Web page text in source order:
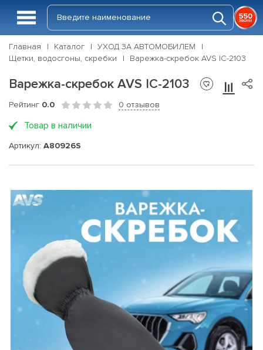
Главная Каталог
УХОД ЗА АВТОМОБИЛЕМ
Щетки, водосгоны, скребки
Варежка-скребок AVS IC-2103
Варежка-скребок AVS IC-2103
Рейтинг 0.0 0 отзывов
Товар в наличии
Артикул: A80926S